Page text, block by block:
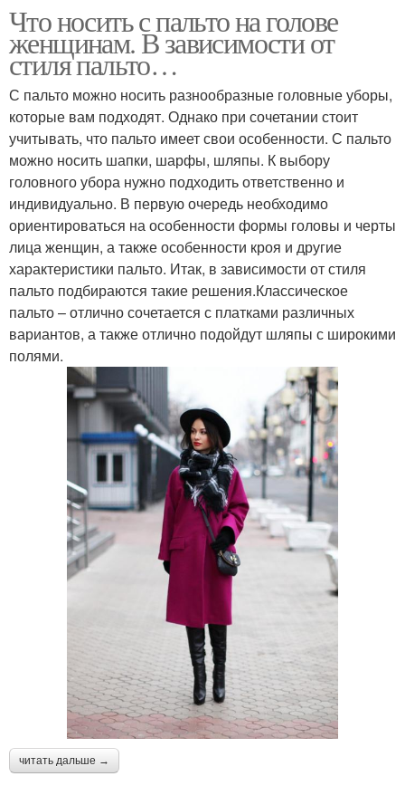
Что носить с пальто на голове
женщинам. В зависимости от
стиля пальто…
С пальто можно носить разнообразные головные уборы,
которые вам подходят. Однако при сочетании стоит
учитывать, что пальто имеет свои особенности. С пальто
можно носить шапки, шарфы, шляпы. К выбору
головного убора нужно подходить ответственно и
индивидуально. В первую очередь необходимо
ориентироваться на особенности формы головы и черты
лица женщин, а также особенности кроя и другие
характеристики пальто. Итак, в зависимости от стиля
пальто подбираются такие решения.Классическое
пальто – отлично сочетается с платками различных
вариантов, а также отлично подойдут шляпы с широкими
полями.
читать дальше →